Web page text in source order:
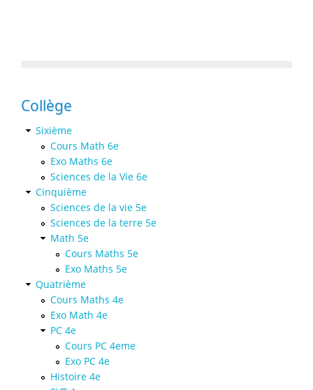
Collège
Sixième
Cours Math 6e
Exo Maths 6e
Sciences de la Vie 6e
Cinquième
Sciences de la vie 5e
Sciences de la terre 5e
Math 5e
Cours Maths 5e
Exo Maths 5e
Quatrième
Cours Maths 4e
Exo Math 4e
PC 4e
Cours PC 4eme
Exo PC 4e
Histoire 4e